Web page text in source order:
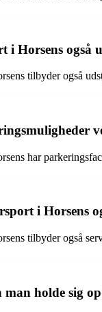
i Horsens også
tilbyder også
har
i Horsens
tilbyder også
holde sig